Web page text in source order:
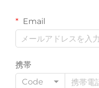
Email
携帯
Code